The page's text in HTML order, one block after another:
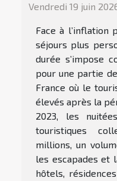
Vendredi 19 juin
Face à l’inflation
séjours plus
durée s’impose
pour une partie
France où le
élevés après la
2023, les
touristiques
millions, un
les escapades et
hôtels,